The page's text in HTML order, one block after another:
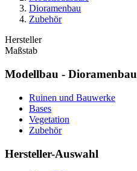
Dioramenbau
Zubehör
Hersteller
Maßstab
Modellbau - Dioramenbau
Ruinen und Bauwerke
Bases
Vegetation
Zubehör
Hersteller-Auswahl